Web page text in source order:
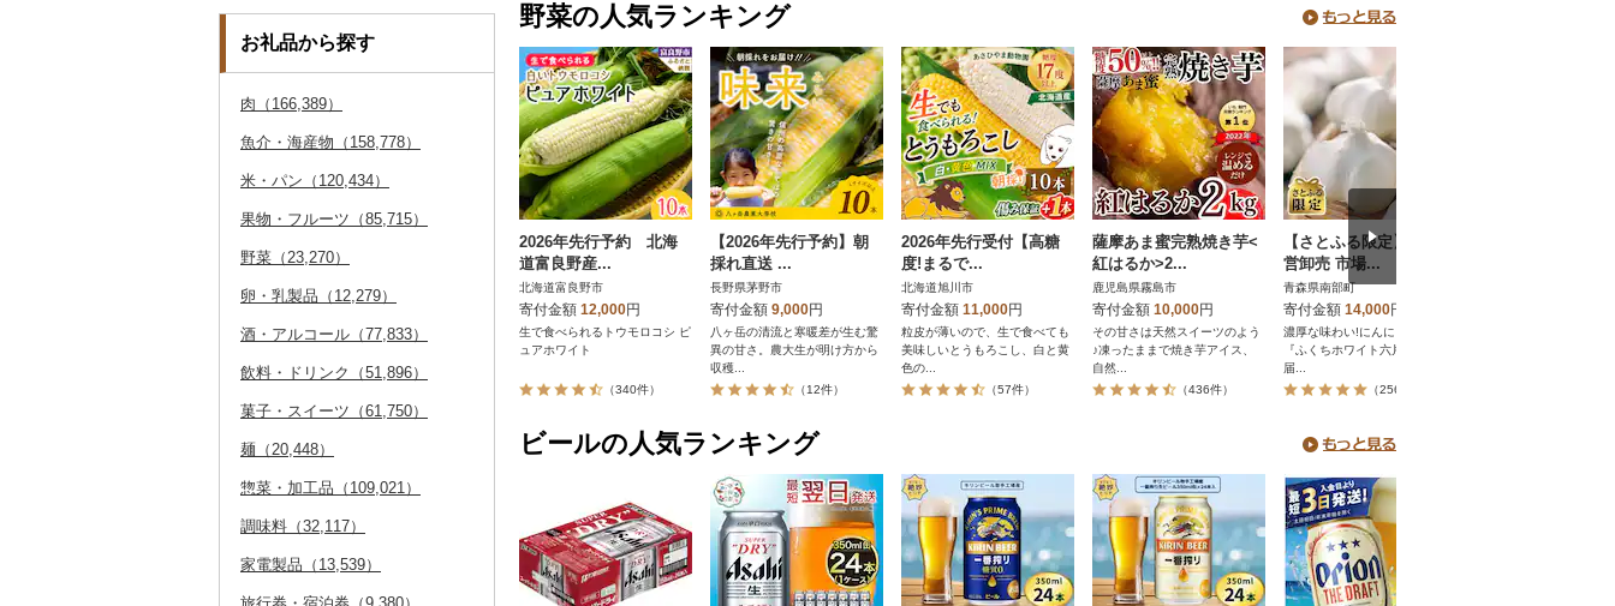
野菜の人気ランキング
2026年先行予約 北海
道富良野産...
北海道富良野市
寄付金額 12,000円
生で食べられるトウモロコシ ピ
ュアホワイト
（340件）
【2026年先行予約】朝
採れ直送 ...
長野県茅野市
寄付金額 9,000円
八ヶ岳の清流と寒暖差が生む驚
異の甘さ。農大生が明け方から
収穫...
（12件）
2026年先行受付【高糖
度!まるで...
北海道旭川市
寄付金額 11,000円
粒皮が薄いので、生で食べても
美味しいとうもろこし、白と黄
色の...
（57件）
薩摩あま蜜完熟焼き芋<
紅はるか>2...
鹿児島県霧島市
寄付金額 10,000円
その甘さは天然スイーツのよう
♪凍ったままで焼き芋アイス、
自然...
（436件）
【さとふる限定】南部町
営卸売 市場...
青森県南部町
寄付金額 14,000円
濃厚な味わい!にんにく高級品種
『ふくちホワイト六片種』をお
届...
（256件）
ビールの人気ランキング
お礼品から探す
肉（166,389）
魚介・海産物（158,778）
米・パン（120,434）
果物・フルーツ（85,715）
野菜（23,270）
卵・乳製品（12,279）
酒・アルコール（77,833）
飲料・ドリンク（51,896）
菓子・スイーツ（61,750）
麺（20,448）
惣菜・加工品（109,021）
調味料（32,117）
家電製品（13,539）